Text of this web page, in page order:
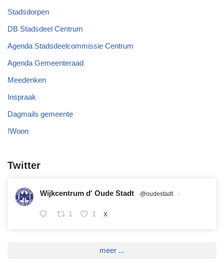
Stadsdorpen
DB Stadsdeel Centrum
Agenda Stadsdeelcommissie Centrum
Agenda Gemeenteraad
Meedenken
Inspraak
Dagmails gemeente
!Woon
Twitter
Wijkcentrum d' Oude Stadt @oudestadt ·
1 1 X
meer ...